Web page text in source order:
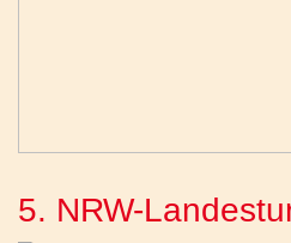
5. NRW-